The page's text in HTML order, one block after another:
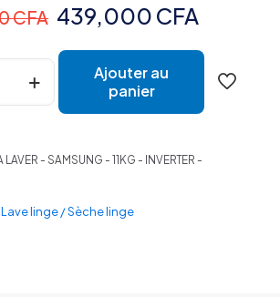
CFA Le
prix
initial
était :
439,000 CFA
prix
actuel
est :
Ajouter au
panier
LAVER - SAMSUNG - 11KG - INVERTER -
Lave linge / Sèche linge